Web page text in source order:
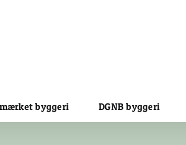
byggeri DGNB byggeri